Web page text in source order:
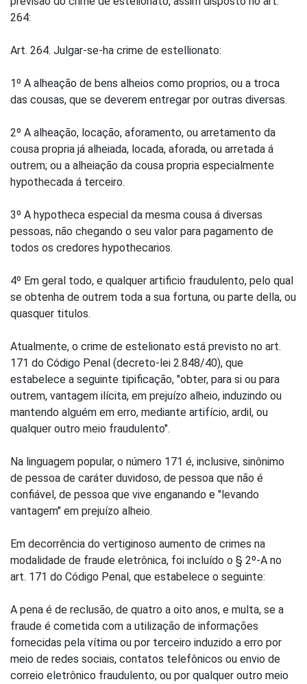
264:
Art. 264. Julgar-se-ha crime de estellionato:
1º A alheação de bens alheios como proprios, ou a troca
das cousas, que se deverem entregar por outras diversas.
2º A alheação, locação, aforamento, ou arretamento da
cousa propria já alheiada, locada, aforada, ou arretada á
outrem; ou a alheiação da cousa propria especialmente
hypothecada á terceiro.
3º A hypotheca especial da mesma cousa á diversas
pessoas, não chegando o seu valor para pagamento de
todos os credores hypothecarios.
4º Em geral todo, e qualquer artificio fraudulento, pelo qual
se obtenha de outrem toda a sua fortuna, ou parte della, ou
quasquer titulos.
Atualmente, o crime de estelionato está previsto no art.
171 do Código Penal (decreto-lei 2.848/40), que
estabelece a seguinte tipificação, "obter, para si ou para
outrem, vantagem ilícita, em prejuízo alheio, induzindo ou
mantendo alguém em erro, mediante artifício, ardil, ou
qualquer outro meio fraudulento".
Na linguagem popular, o número 171 é, inclusive, sinônimo
de pessoa de caráter duvidoso, de pessoa que não é
confiável, de pessoa que vive enganando e "levando
vantagem" em prejuízo alheio.
Em decorrência do vertiginoso aumento de crimes na
modalidade de fraude eletrônica, foi incluído o § 2º-A no
art. 171 do Código Penal, que estabelece o seguinte:
A pena é de reclusão, de quatro a oito anos, e multa, se a
fraude é cometida com a utilização de informações
fornecidas pela vítima ou por terceiro induzido a erro por
meio de redes sociais, contatos telefônicos ou envio de
correio eletrônico fraudulento, ou por qualquer outro meio